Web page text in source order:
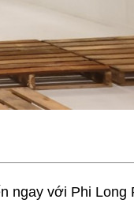
ngay với Phi Long